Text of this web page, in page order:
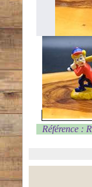
Référence :